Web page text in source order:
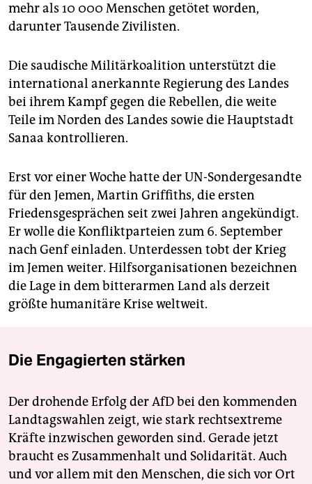
mehr als 10 000 Menschen getötet worden,
darunter Tausende Zivilisten.
Die saudische Militärkoalition unterstützt die
international anerkannte Regierung des Landes
bei ihrem Kampf gegen die Rebellen, die weite
Teile im Norden des Landes sowie die Hauptstadt
Sanaa kontrollieren.
Erst vor einer Woche hatte der UN-Sondergesandte
für den Jemen, Martin Griffiths, die ersten
Friedensgesprächen seit zwei Jahren angekündigt.
Er wolle die Konfliktparteien zum 6. September
nach Genf einladen. Unterdessen tobt der Krieg
im Jemen weiter. Hilfsorganisationen bezeichnen
die Lage in dem bitterarmen Land als derzeit
größte humanitäre Krise weltweit.
Die Engagierten stärken
Der drohende Erfolg der AfD bei den kommenden
Landtagswahlen zeigt, wie stark rechtsextreme
Kräfte inzwischen geworden sind. Gerade jetzt
braucht es Zusammenhalt und Solidarität. Auch
und vor allem mit den Menschen, die sich vor Ort